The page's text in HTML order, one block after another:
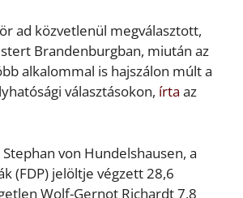
ad közvetlenül megválasztott,
Brandenburgban, miután az
alkalommal is hajszálon múlt a
választásokon, írta az
von Hundelshausen, a
(FDP) jelöltje végzett 28,6
Wolf-Gernot Richardt 7,8